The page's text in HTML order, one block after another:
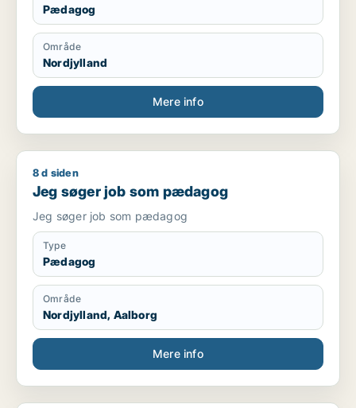
Pædagog
Område
Nordjylland
Mere info
Jeg søger job som pædagog
8 d siden
Jeg søger job som pædagog
Jeg søger job som pædagog
Type
Pædagog
Område
Nordjylland, Aalborg
Mere info